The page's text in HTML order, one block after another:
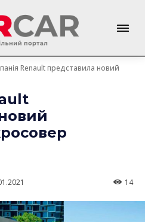
Renault представила новий
14